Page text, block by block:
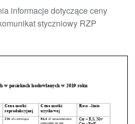
informacje dotyczące ceny
styczniowy RZP